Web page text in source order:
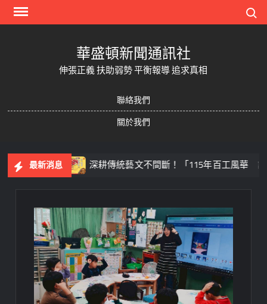
Skip
華盛頓新聞通訊社
伸張正義 扶助弱勢 平衡報導 追求真相
聯絡我們
關於我們
最新消息
球 深耕傳統藝文不間斷！「115年百工風華 諸羅獻藝